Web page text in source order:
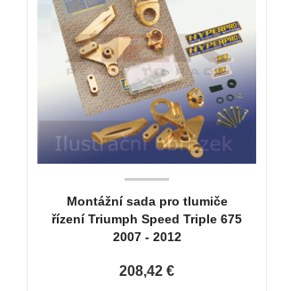
Montážní sada pro tlumiče
řízení Triumph Speed Triple 675
2007 - 2012
208,42 €